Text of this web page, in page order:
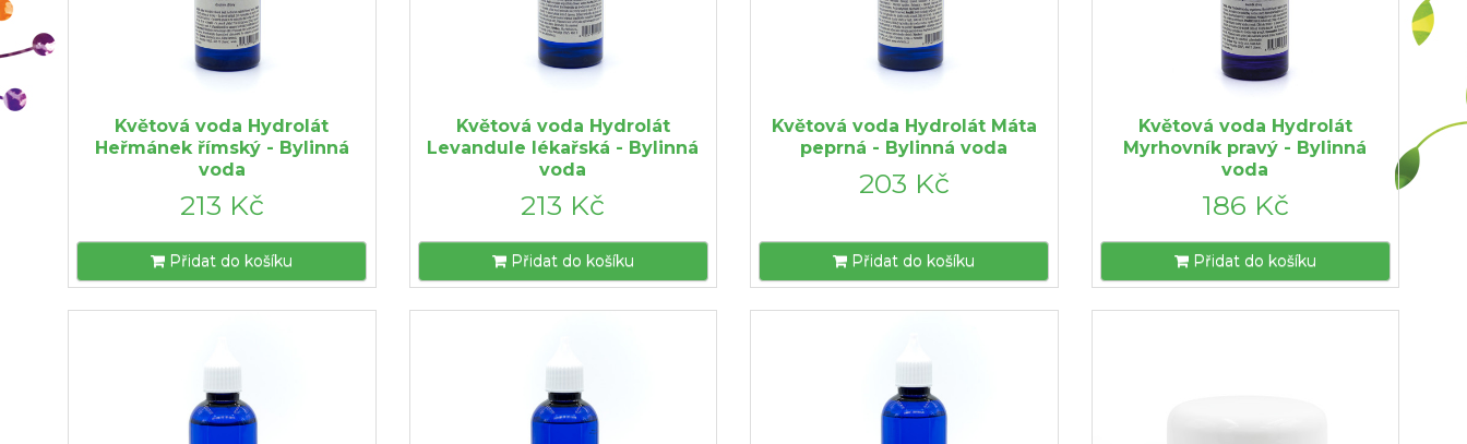
Květová voda Hydrolát
Heřmánek římský - Bylinná
voda
213 Kč
Přidat do košíku
Květová voda Hydrolát
Levandule lékařská - Bylinná
voda
213 Kč
Přidat do košíku
Květová voda Hydrolát Máta
peprná - Bylinná voda
203 Kč
Přidat do košíku
Květová voda Hydrolát
Myrhovník pravý - Bylinná
voda
186 Kč
Přidat do košíku